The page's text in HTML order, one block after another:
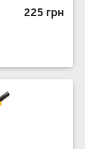
225 грн